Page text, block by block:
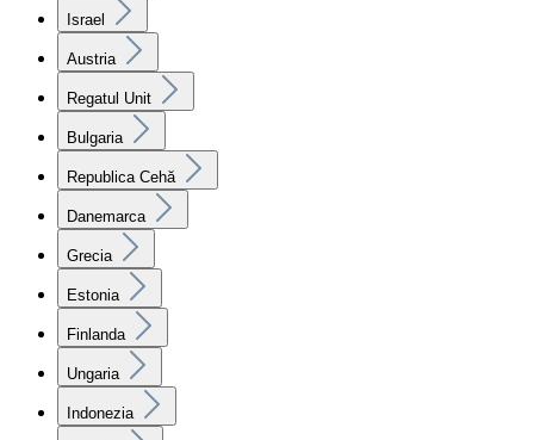
Israel
Austria
Regatul Unit
Bulgaria
Republica Cehă
Danemarca
Grecia
Estonia
Finlanda
Ungaria
Indonezia